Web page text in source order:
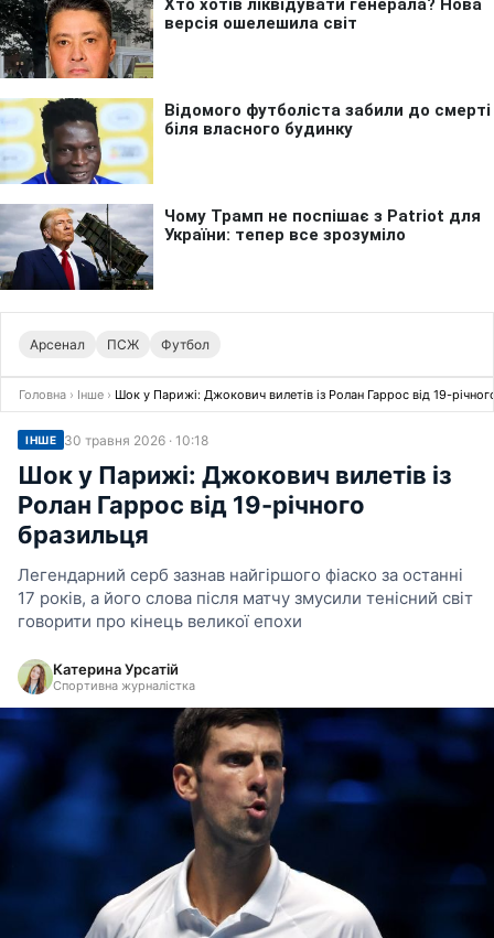
Арсенал ПСЖ Футбол
Головна › Інше › Шок у Парижі: Джокович вилетів із Ролан Гаррос від 19-
ІНШЕ 30 травня 2026 · 10:18
Шок у Парижі: Джокович вилетів із
Ролан Гаррос від 19-річного
бразильця
Легендарний серб зазнав найгіршого фіаско за останні
17 років, а його слова після матчу змусили тенісний світ
говорити про кінець великої епохи
Катерина Урсатій
Спортивна журналістка